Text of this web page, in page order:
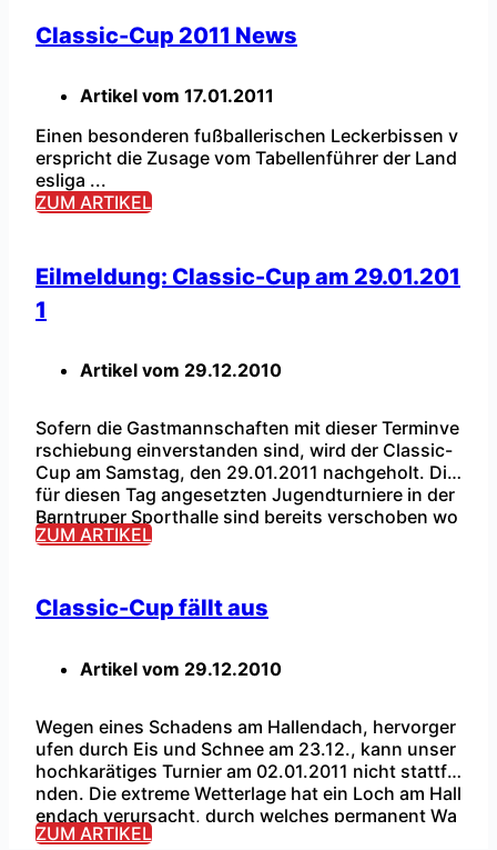
heim ab.Trotz der Absage wurden den zahlreichen
Zuschauern wieder sehr gute Hallenkost i ...
Classic-Cup 2011 News
Artikel vom 17.01.2011
Einen besonderen fußballerischen Leckerbissen v
erspricht die Zusage vom Tabellenführer der Land
esliga ...
ZUM ARTIKEL
Eilmeldung: Classic-Cup am 29.01.201
1
Artikel vom 29.12.2010
Sofern die Gastmannschaften mit dieser Terminve
rschiebung einverstanden sind, wird der Classic-
Cup am Samstag, den 29.01.2011 nachgeholt. Die
für diesen Tag angesetzten Jugendturniere in der
Barntruper Sporthalle sind bereits verschoben wo
rden. Bekanntlich findet am Freitag, den 28.01.201
in Feierlaune befinden. Eine endgültige Bestätigun
...
ZUM ARTIKEL
Classic-Cup fällt aus
Artikel vom 29.12.2010
Wegen eines Schadens am Hallendach, hervorger
ufen durch Eis und Schnee am 23.12., kann unser
hochkarätiges Turnier am 02.01.2011 nicht stattfi
nden. Die extreme Wetterlage hat ein Loch am Hall
endach verursacht, durch welches permanent Wa
sser tropft. Leider läßt sich dieses Loch momenta
...
ZUM ARTIKEL